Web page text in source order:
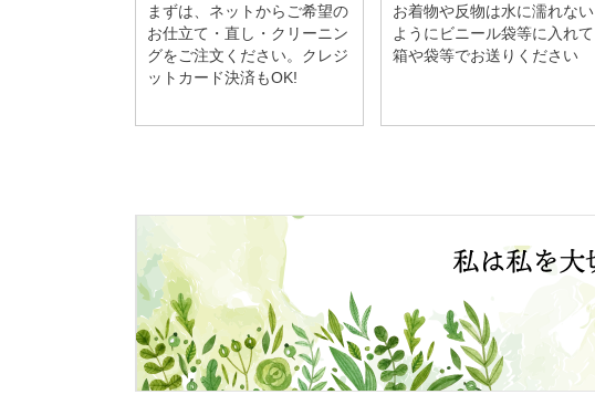
まずは、ネットからご希望の
お仕立て・直し・クリーニン
グをご注文ください。クレジ
ットカード決済もOK!
お着物や反物は水に濡れない
ようにビニール袋等に入れて
箱や袋等でお送りください